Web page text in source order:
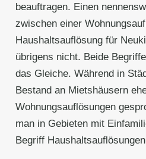
beauftragen. Einen
zwischen einer
Haushaltsauflösung für
übrigens nicht. Beide
das Gleiche. Während in
Bestand an Mietshäusern
Wohnungsauflösungen
man in Gebieten mit
Begriff